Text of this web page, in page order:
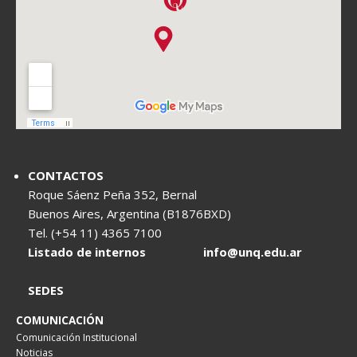
CONTACTOS
Roque Sáenz Peña 352, Bernal
Buenos Aires, Argentina (B1876BXD)
Tel. (+54 11) 4365 7100
Listado de internos
info@unq.edu.ar
SEDES
COMUNICACIÓN
Comunicación Institucional
Noticias